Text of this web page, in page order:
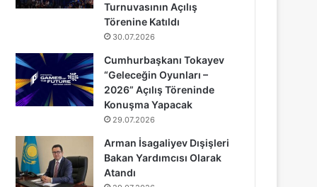
Turnuvasının Açılış
Törenine Katıldı
30.07.2026
Cumhurbaşkanı Tokayev
“Geleceğin Oyunları –
2026” Açılış Töreninde
Konuşma Yapacak
29.07.2026
Arman İsagaliyev Dışişleri
Bakan Yardımcısı Olarak
Atandı